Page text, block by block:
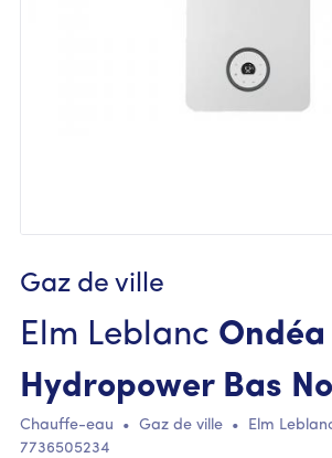
Gaz de ville
Elm Leblanc Ondéa
Hydropower Bas
Chauffe-eau • Gaz de ville• Elm
7736505234